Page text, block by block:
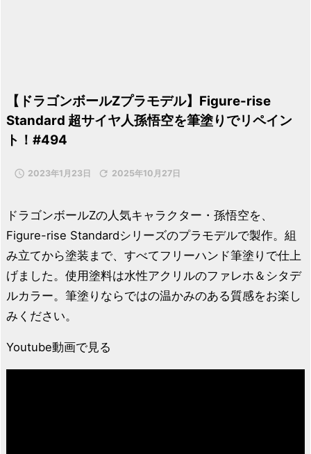
【ドラゴンボールZプラモデル】Figure-rise
Standard 超サイヤ人孫悟空を筆塗りでリペイン
ト！#494
 2023年1月23日  2025年10月27日
ドラゴンボールZの人気キャラクター・孫悟空を、
Figure-rise Standardシリーズのプラモデルで製作。組
み立てから塗装まで、すべてフリーハンド筆塗りで仕上
げました。使用塗料は水性アクリルのファレホ＆シタデ
ルカラー。筆塗りならではの温かみのある質感をお楽し
みください。
Youtube動画で見る